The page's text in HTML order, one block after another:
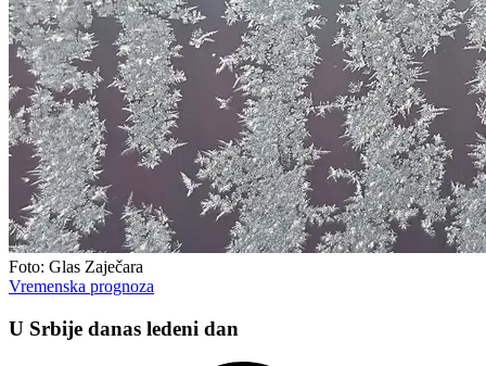
Foto: Glas Zaječara
Vremenska prognoza
U Srbije danas ledeni dan